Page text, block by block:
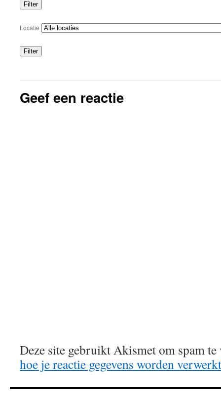
Filter
Categorieën
Locatie
Filter
Locaties
Geef een reactie
Deze site gebruikt Akismet om spam
hoe je reactie gegevens worden verwerkt